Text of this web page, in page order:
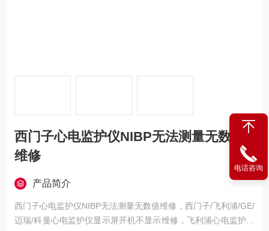
西门子心电监护仪NIBP无法测量无数值
维修
产品简介
西门子心电监护仪NIBP无法测量无数值维修，西门子/飞利浦/GE/
迈瑞/科曼心电监护仪显示屏开机不显示维修，飞利浦心电监护仪
电话咨询